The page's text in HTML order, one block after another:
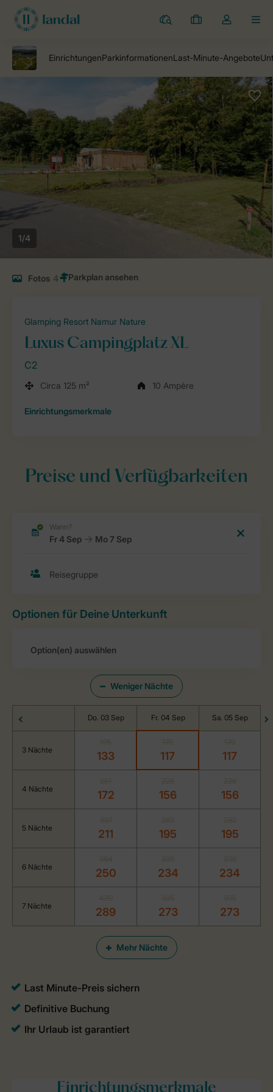
Campingplätze
Meine
Dropdown-
Kontos
öffnen
1/4
Fotos 4
Glamping Resort Namur Nature
Luxus Campingplatz XL
C2
Circa 125 m² 10 Ampère
Einrichtungsmerkmale
Preise und Verfügbarkeiten
Optionen für Deine Unterkunft
Weniger Nächte
Mehr Nächte
Do. 03 Sep Fr. 04 Sep Sa. 05 Sep
3 Nächte 133 117 117
4 Nächte 172 156 156
5 Nächte 211 195 195
6 Nächte 250 234 234
7 Nächte 289 273 273
Einrichtungsmerkmale